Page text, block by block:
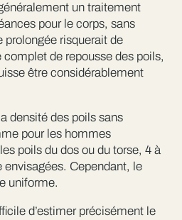
un traitement
pour le corps, sans
prolongée risquerait de
de repousse des poils,
être considérablement
densité des poils sans
pour les hommes
poils du dos ou du torse, 4 à
envisagées. Cependant, le
uniforme.
d’estimer précisément le